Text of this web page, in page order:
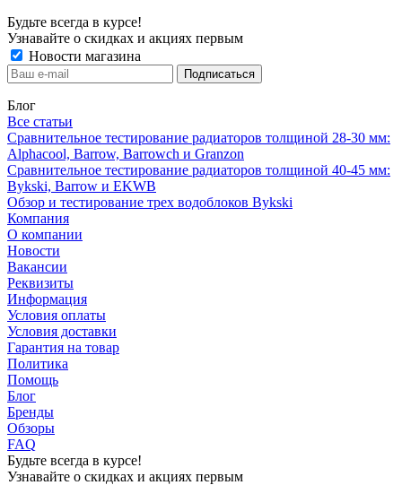
Будьте всегда в курсе!
Узнавайте о скидках и акциях первым
Новости магазина
Блог
Все статьи
Сравнительное тестирование радиаторов толщиной 28-30 мм:
Alphacool, Barrow, Barrowch и Granzon
Сравнительное тестирование радиаторов толщиной 40-45 мм:
Bykski, Barrow и EKWB
Обзор и тестирование трех водоблоков Bykski
Компания
О компании
Новости
Вакансии
Реквизиты
Информация
Условия оплаты
Условия доставки
Гарантия на товар
Политика
Помощь
Блог
Бренды
Обзоры
FAQ
Будьте всегда в курсе!
Узнавайте о скидках и акциях первым